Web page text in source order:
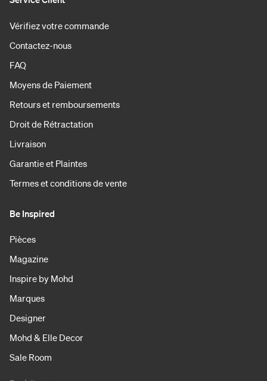
Vérifiez votre commande
Contactez-nous
FAQ
Moyens de Paiement
Retours et remboursements
Droit de Rétractation
Livraison
Garantie et Plaintes
Termes et conditions de vente
Be Inspired
Pièces
Magazine
Inspire by Mohd
Marques
Designer
Mohd & Elle Decor
Sale Room